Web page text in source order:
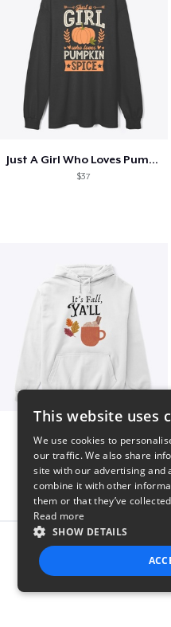
Just A Girl Who Loves Pumpkin Spice
$37
$41
This website uses
We use cookies to
our traffic. We also share
site with our advertising and
combine it with other
them or that they’ve
Read more
SHOW DETAILS
STRICTLY